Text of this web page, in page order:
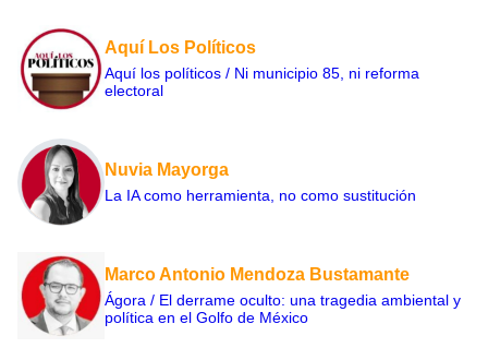
Aquí Los Políticos
Aquí los políticos / Ni municipio 85, ni reforma
electoral
Nuvia Mayorga
La IA como herramienta, no como sustitución
Marco Antonio Mendoza Bustamante
Ágora / El derrame oculto: una tragedia ambiental y
política en el Golfo de México